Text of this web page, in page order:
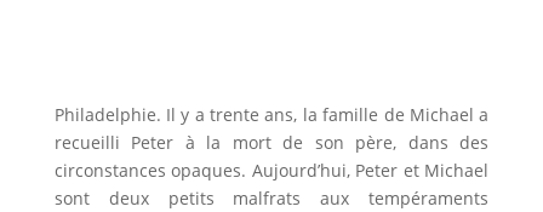
Philadelphie. Il y a trente ans, la famille de Michael a
recueilli Peter à la mort de son père, dans des
circonstances opaques. Aujourd’hui, Peter et Michael
sont deux petits malfrats aux tempéraments